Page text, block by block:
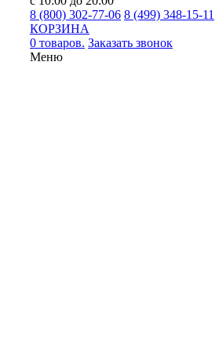
8 (800) 302-77-06 8 (499) 348-15-11
КОРЗИНА
0 товаров. Заказать звонок
Меню